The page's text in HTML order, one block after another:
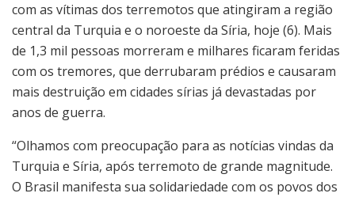
com as vítimas dos terremotos que atingiram a região
central da Turquia e o noroeste da Síria, hoje (6). Mais
de 1,3 mil pessoas morreram e milhares ficaram feridas
com os tremores, que derrubaram prédios e causaram
mais destruição em cidades sírias já devastadas por
anos de guerra.
“Olhamos com preocupação para as notícias vindas da
Turquia e Síria, após terremoto de grande magnitude.
O Brasil manifesta sua solidariedade com os povos dos